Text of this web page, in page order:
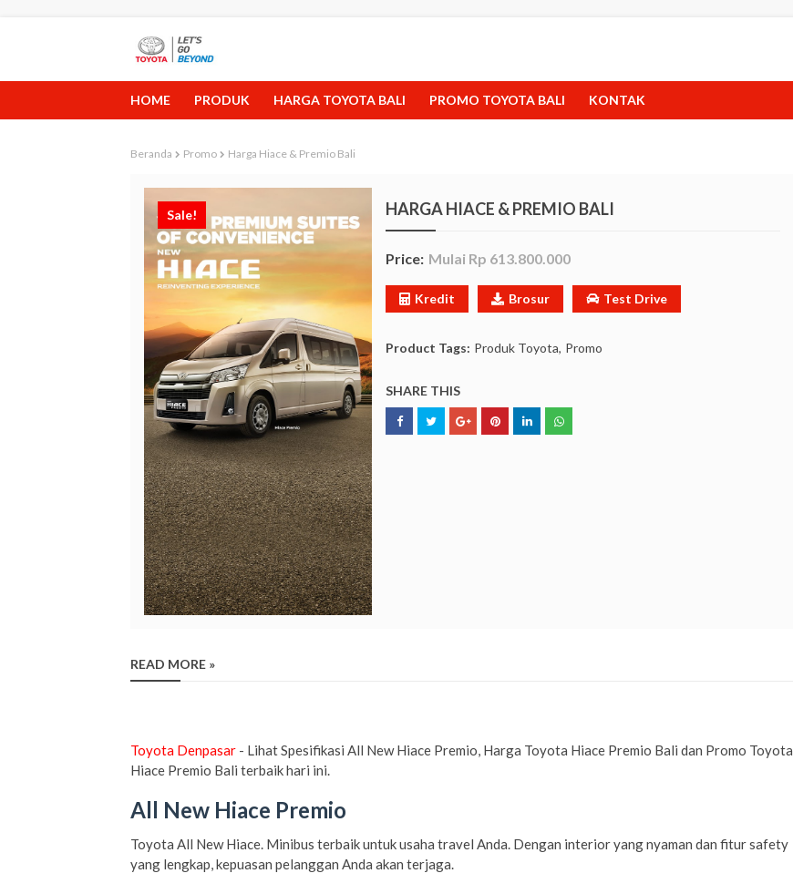
HOME PRODUK HARGA TOYOTA BALI PROMO TOYOTA BALI KONTAK
Beranda Promo Harga Hiace & Premio Bali
Sale! HARGA HIACE & PREMIO BALI
Price: Mulai Rp 613.800.000
Kredit Brosur Test Drive
Product Tags: Produk Toyota Promo
SHARE THIS
READ MORE »
Toyota Denpasar - Lihat Spesifikasi All New Hiace Premio, Harga Toyota Hiace Premio Bali dan Promo Toyota
Hiace Premio Bali terbaik hari ini.
All New Hiace Premio
Toyota All New Hiace. Minibus terbaik untuk usaha travel Anda. Dengan interior yang nyaman dan fitur safety
yang lengkap, kepuasan pelanggan Anda akan terjaga.